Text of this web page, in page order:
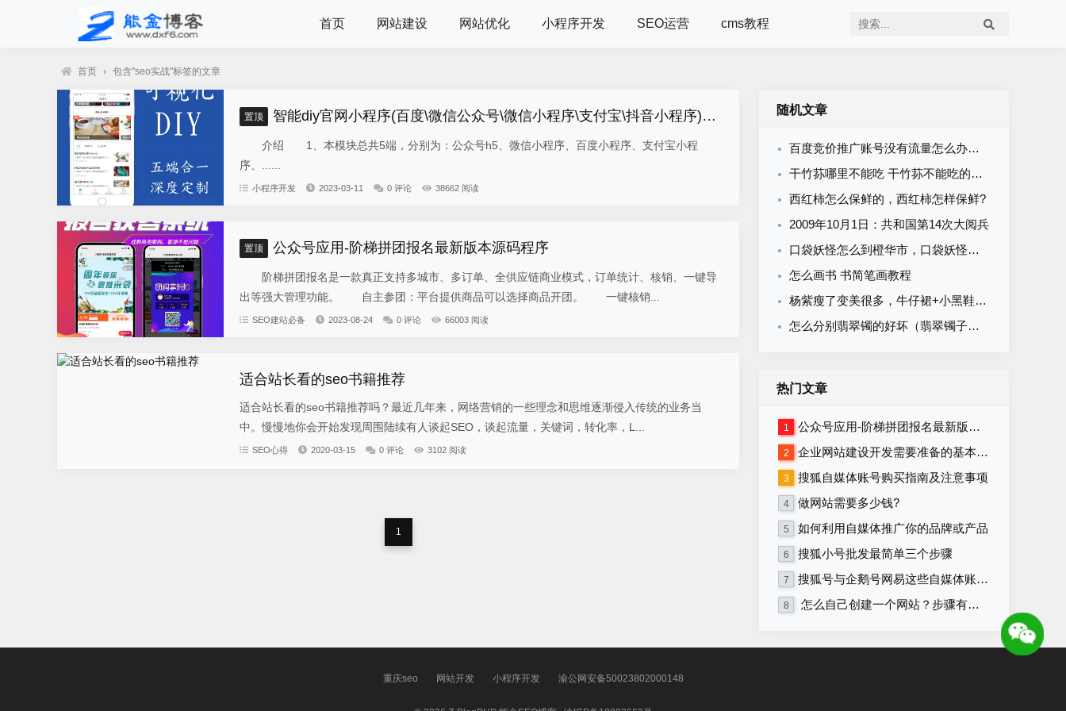
首页 网站建设 网站优化 小程序开发 SEO运营 cms教程
首页 › 包含"seo实战"标签的文章
置顶 智能diy官网小程序(百度\微信公众号\微信小程序\支付宝\抖音小程序)独立版
介绍 1、本模块总共5端，分别为：公众号h5、微信小程序、百度小程序、支付宝小程
序、......
小程序开发 2023-03-11 0 评论 38662 阅读
置顶 公众号应用-阶梯拼团报名最新版本源码程序
阶梯拼团报名是一款真正支持多城市、多订单、全供应链商业模式，订单统计、核销、一键导
出等强大管理功能。 自主参团：平台提供商品可以选择商品开团。 一键核销...
SEO建站必备 2023-08-24 0 评论 66003 阅读
适合站长看的seo书籍推荐
适合站长看的seo书籍推荐吗？最近几年来，网络营销的一些理念和思维逐渐侵入传统的业务当
中。慢慢地你会开始发现周围陆续有人谈起SEO，谈起流量，关键词，转化率，L...
SEO心得 2020-03-15 0 评论 3102 阅读
1
随机文章
百度竞价推广账号没有流量怎么办？分享四个方法轻松解决
干竹荪哪里不能吃 干竹荪不能吃的两个地方
西红柿怎么保鲜的，西红柿怎样保鲜?
2009年10月1日：共和国第14次大阅兵
口袋妖怪怎么到橙华市，口袋妖怪橙华市道馆怎么走
怎么画书 书简笔画教程
杨紫瘦了变美很多，牛仔裙+小黑鞋气质十足，大长腿也很明显！
怎么分别翡翠镯的好坏（翡翠镯子怎么鉴别好坏）
热门文章
1 公众号应用-阶梯拼团报名最新版本源码程序
2 企业网站建设开发需要准备的基本资料
3 搜狐自媒体账号购买指南及注意事项
4 做网站需要多少钱?
5 如何利用自媒体推广你的品牌或产品
6 搜狐小号批发最简单三个步骤
7 搜狐号与企鹅号网易这些自媒体账号在哪里购买？
8 怎么自己创建一个网站？步骤有哪些？
重庆seo 网站开发 小程序开发 渝公网安备50023802000148